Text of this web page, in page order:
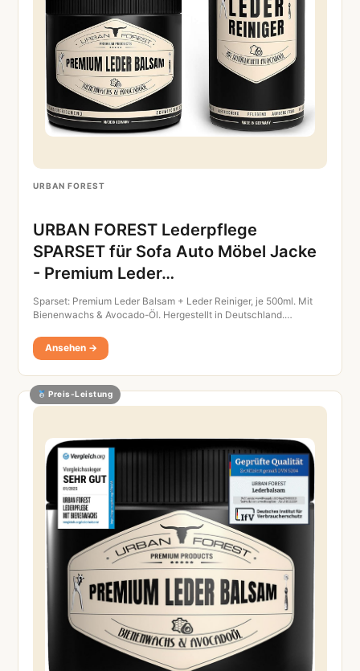
URBAN FOREST
URBAN FOREST Lederpflege
SPARSET für Sofa Auto Möbel Jacke
- Premium Leder…
Sparset: Premium Leder Balsam + Leder Reiniger, je 500ml. Mit
Bienenwachs & Avocado-Öl. Hergestellt in Deutschland.…
Ansehen →
Preis-Leistung